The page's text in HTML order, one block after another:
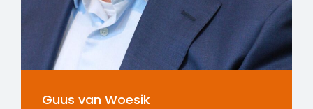
Guus van Woesik